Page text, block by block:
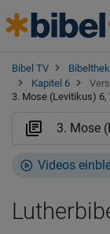
Bibel TV Bibelthek
Kapitel 6
3. Mose (Levitikus) 6,
Videos